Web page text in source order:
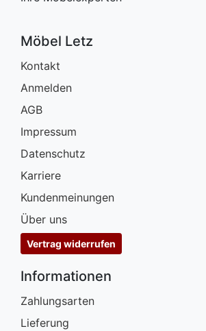
Möbel Letz
Kontakt
Anmelden
AGB
Impressum
Datenschutz
Karriere
Kundenmeinungen
Über uns
Vertrag widerrufen
Informationen
Zahlungsarten
Lieferung